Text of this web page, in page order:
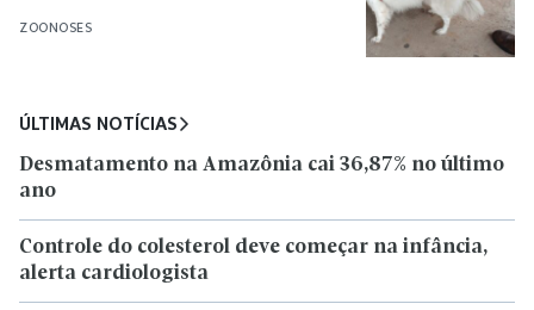
ZOONOSES
ÚLTIMAS NOTÍCIAS
Desmatamento na Amazônia cai 36,87% no último
ano
Controle do colesterol deve começar na infância,
alerta cardiologista